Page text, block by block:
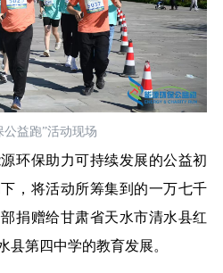
公益跑”活动现场
保助力可持续发展的公益初
，将活动所筹集到的一万七千
捐赠给甘肃省天水市清水县红
县第四中学的教育发展。